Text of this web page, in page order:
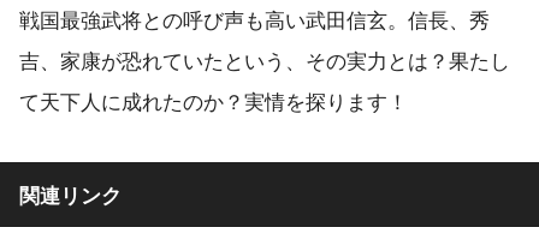
戦国最強武将との呼び声も高い武田信玄。信長、秀
吉、家康が恐れていたという、その実力とは？果たし
て天下人に成れたのか？実情を探ります！
関連リンク